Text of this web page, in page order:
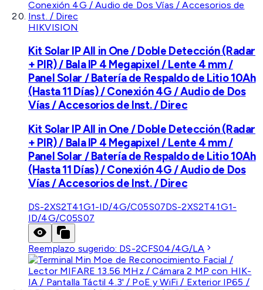
HIKVISION
Kit Solar IP All in One / Doble Detección (Radar
+ PIR) / Bala IP 4 Megapixel / Lente 4 mm /
Panel Solar / Batería de Respaldo de Litio 10Ah
(Hasta 11 Días) / Conexión 4G / Audio de Dos
Vías / Accesorios de Inst. / Direc
Kit Solar IP All in One / Doble Detección (Radar
+ PIR) / Bala IP 4 Megapixel / Lente 4 mm /
Panel Solar / Batería de Respaldo de Litio 10Ah
(Hasta 11 Días) / Conexión 4G / Audio de Dos
Vías / Accesorios de Inst. / Direc
DS-2XS2T41G1-ID/4G/C05S07DS-2XS2T41G1-
ID/4G/C05S07
Reemplazo sugerido: DS-2CFS04/4G/LA